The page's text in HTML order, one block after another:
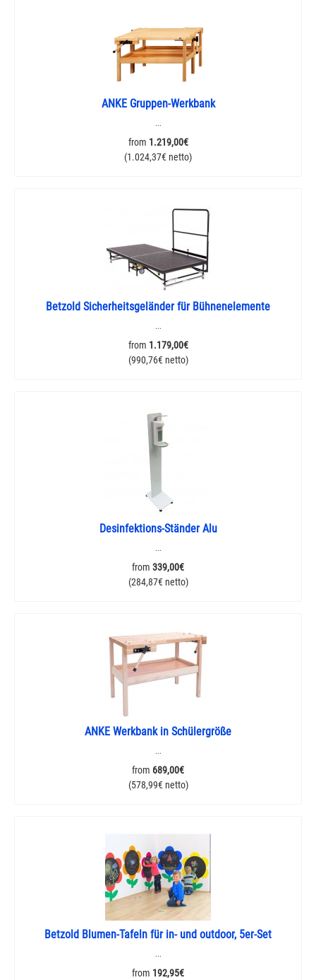
ANKE Gruppen-Werkbank
...
from 1.219,00€
(1.024,37€ netto)
Betzold Sicherheitsgeländer für Bühnenelemente
...
from 1.179,00€
(990,76€ netto)
Desinfektions-Ständer Alu
...
from 339,00€
(284,87€ netto)
ANKE Werkbank in Schülergröße
...
from 689,00€
(578,99€ netto)
Betzold Blumen-Tafeln für in- und outdoor, 5er-Set
...
from 192,95€